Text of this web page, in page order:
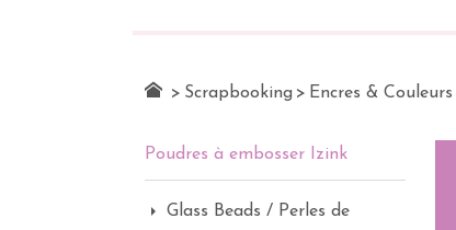
> Scrapbooking > Encres & Couleurs
Poudres à embosser Izink
Glass Beads / Perles de